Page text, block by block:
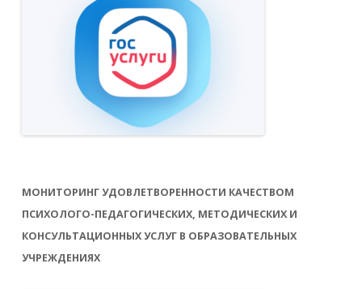
Что делать, если ребенок не кушает
продукты, которые ему нужны?
МОНИТОРИНГ УДОВЛЕТВОРЕННОСТИ КАЧЕСТВОМ
ПСИХОЛОГО-ПЕДАГОГИЧЕСКИХ, МЕТОДИЧЕСКИХ И
КОНСУЛЬТАЦИОННЫХ УСЛУГ В ОБРАЗОВАТЕЛЬНЫХ
УЧРЕЖДЕНИЯХ